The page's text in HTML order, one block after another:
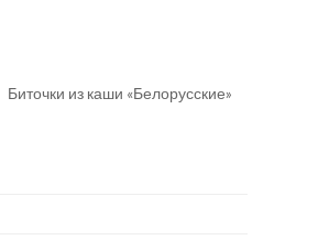
Биточки из каши «Белорусские»